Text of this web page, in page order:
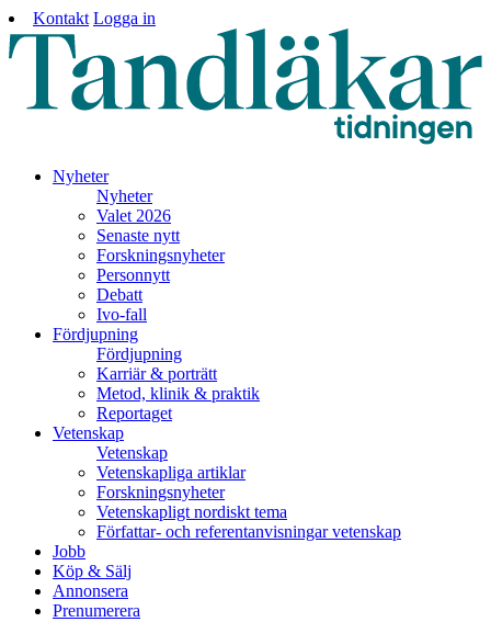
Kontakt Logga in
Nyheter
Nyheter
Valet 2026
Senaste nytt
Forskningsnyheter
Personnytt
Debatt
Ivo-fall
Fördjupning
Fördjupning
Karriär & porträtt
Metod, klinik & praktik
Reportaget
Vetenskap
Vetenskap
Vetenskapliga artiklar
Forskningsnyheter
Vetenskapligt nordiskt tema
Författar- och referentanvisningar vetenskap
Jobb
Köp & Sälj
Annonsera
Prenumerera